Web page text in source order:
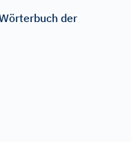
der